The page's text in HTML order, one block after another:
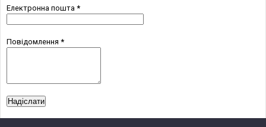
Електронна пошта *
Повідомлення *